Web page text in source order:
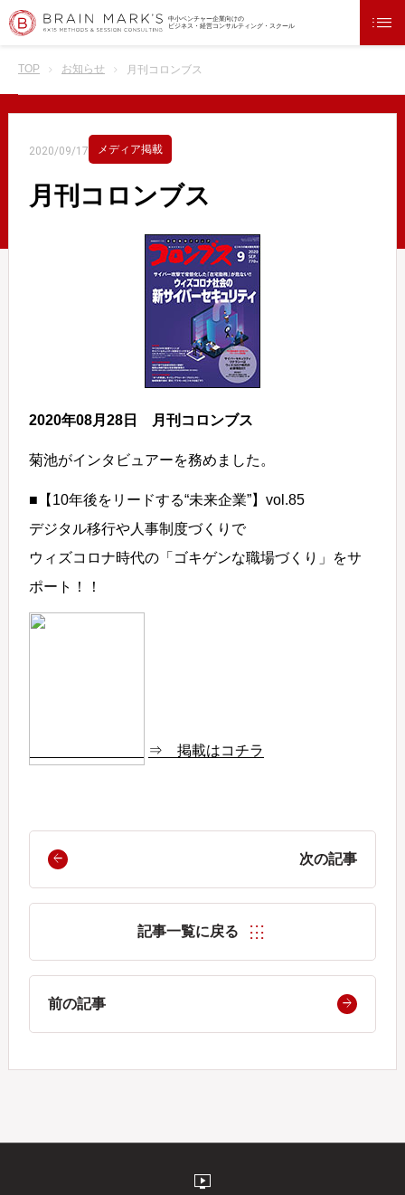
中小ベンチャー企業向けの
ビジネス・経営コンサルティング・スクール
TOP お知らせ 月刊コロンブス
2020/09/17 メディア掲載
月刊コロンブス
2020年08月28日 月刊コロンブス
菊池がインタビュアーを務めました。
■【10年後をリードする“未来企業”】vol.85
デジタル移行や人事制度づくりで
ウィズコロナ時代の「ゴキゲンな職場づくり」をサ
ポート！！
⇒ 掲載はコチラ
次の記事
記事一覧に戻る
前の記事
live_tv